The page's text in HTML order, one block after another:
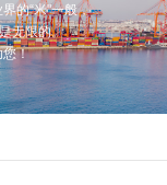
的“米"一般，
无限的。
您！